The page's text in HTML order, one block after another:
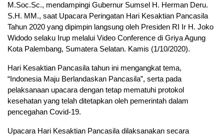
M.Soc.Sc., mendampingi Gubernur Sumsel H. Herman Deru.
S.H. MM., saat Upacara Peringatan Hari Kesaktian Pancasila
Tahun 2020 yang dipimpin langsung oleh Presiden RI Ir H. Joko
Widodo selaku Irup melalui Video Conference di Griya Agung
Kota Palembang, Sumatera Selatan. Kamis (1/10/2020).
Hari Kesaktian Pancasila tahun ini mengangkat tema,
“Indonesia Maju Berlandaskan Pancasila”, serta pada
pelaksanaan upacara dengan tetap mematuhi protokol
kesehatan yang telah ditetapkan oleh pemerintah dalam
pencegahan Covid-19.
Upacara Hari Kesaktian Pancasila dilaksanakan secara